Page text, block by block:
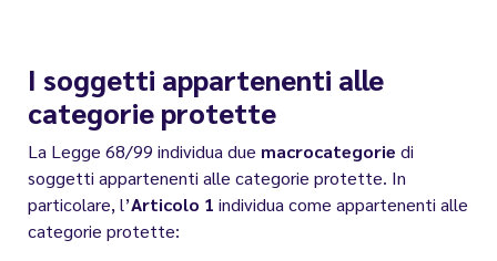
I soggetti appartenenti alle
categorie protette
La Legge 68/99 individua due macrocategorie di
soggetti appartenenti alle categorie protette. In
particolare, l’Articolo 1 individua come appartenenti alle
categorie protette: